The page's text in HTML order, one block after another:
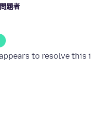
題者
to resolve this